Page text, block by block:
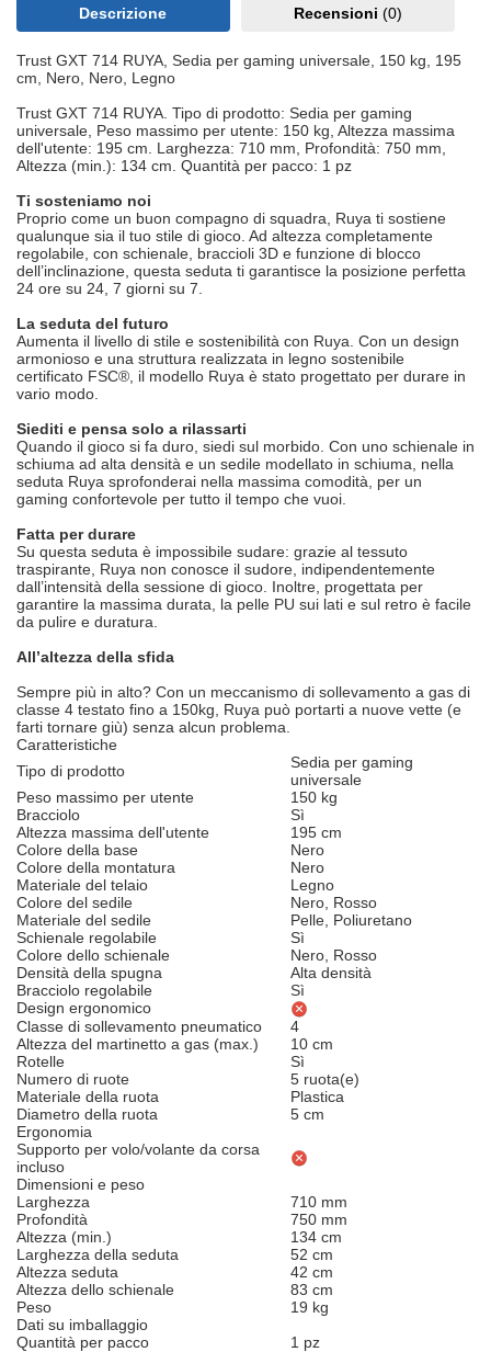
Descrizione Recensioni (0)
Trust GXT 714 RUYA, Sedia per gaming universale, 150 kg, 195
cm, Nero, Nero, Legno
Trust GXT 714 RUYA. Tipo di prodotto: Sedia per gaming
universale, Peso massimo per utente: 150 kg, Altezza massima
dell'utente: 195 cm. Larghezza: 710 mm, Profondità: 750 mm,
Altezza (min.): 134 cm. Quantità per pacco: 1 pz
Ti sosteniamo noi
Proprio come un buon compagno di squadra, Ruya ti sostiene
qualunque sia il tuo stile di gioco. Ad altezza completamente
regolabile, con schienale, braccioli 3D e funzione di blocco
dell’inclinazione, questa seduta ti garantisce la posizione perfetta
24 ore su 24, 7 giorni su 7.
La seduta del futuro
Aumenta il livello di stile e sostenibilità con Ruya. Con un design
armonioso e una struttura realizzata in legno sostenibile
certificato FSC®, il modello Ruya è stato progettato per durare in
vario modo.
Siediti e pensa solo a rilassarti
Quando il gioco si fa duro, siedi sul morbido. Con uno schienale in
schiuma ad alta densità e un sedile modellato in schiuma, nella
seduta Ruya sprofonderai nella massima comodità, per un
gaming confortevole per tutto il tempo che vuoi.
Fatta per durare
Su questa seduta è impossibile sudare: grazie al tessuto
traspirante, Ruya non conosce il sudore, indipendentemente
dall’intensità della sessione di gioco. Inoltre, progettata per
garantire la massima durata, la pelle PU sui lati e sul retro è facile
da pulire e duratura.
All’altezza della sfida
Sempre più in alto? Con un meccanismo di sollevamento a gas di
classe 4 testato fino a 150kg, Ruya può portarti a nuove vette (e
farti tornare giù) senza alcun problema.
Caratteristiche
Tipo di prodotto
Sedia per gaming
universale
Peso massimo per utente
150 kg
Bracciolo
Sì
Altezza massima dell'utente
195 cm
Colore della base
Nero
Colore della montatura
Nero
Materiale del telaio
Legno
Colore del sedile
Nero, Rosso
Materiale del sedile
Pelle, Poliuretano
Schienale regolabile
Sì
Colore dello schienale
Nero, Rosso
Densità della spugna
Alta densità
Bracciolo regolabile
Sì
Design ergonomico
Classe di sollevamento pneumatico
4
Altezza del martinetto a gas (max.)
10 cm
Rotelle
Sì
Numero di ruote
5 ruota(e)
Materiale della ruota
Plastica
Diametro della ruota
5 cm
Ergonomia
Supporto per volo/volante da corsa
incluso
Dimensioni e peso
Larghezza
710 mm
Profondità
750 mm
Altezza (min.)
134 cm
Larghezza della seduta
52 cm
Altezza seduta
42 cm
Altezza dello schienale
83 cm
Peso
19 kg
Dati su imballaggio
Quantità per pacco
1 pz